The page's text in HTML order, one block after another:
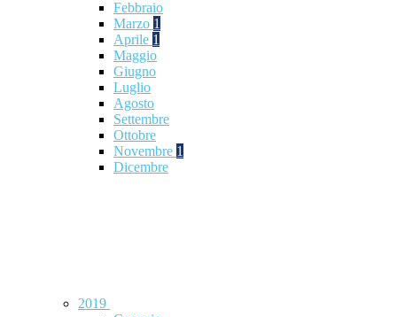
Febbraio
Marzo 1
Aprile 1
Maggio
Giugno
Luglio
Agosto
Settembre
Ottobre
Novembre 1
Dicembre
2019